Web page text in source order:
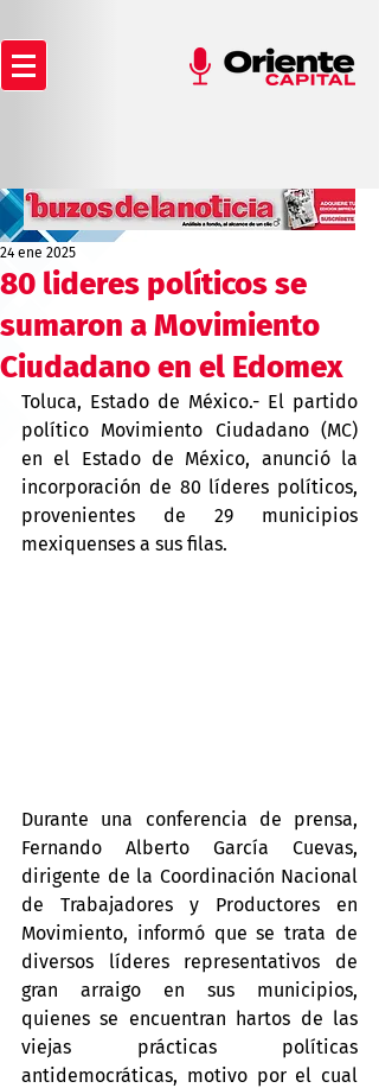
80 lideres políticos se
sumaron a Movimiento
Ciudadano en el Edomex
24 ene 2025
Toluca, Estado de México.- El partido
político Movimiento Ciudadano (MC)
en el Estado de México, anunció la
incorporación de 80 líderes políticos,
provenientes de 29 municipios
mexiquenses a sus filas.
Durante una conferencia de prensa,
Fernando Alberto García Cuevas,
dirigente de la Coordinación Nacional
de Trabajadores y Productores en
Movimiento, informó que se trata de
diversos líderes representativos de
gran arraigo en sus municipios,
quienes se encuentran hartos de las
viejas prácticas políticas
antidemocráticas, motivo por el cual